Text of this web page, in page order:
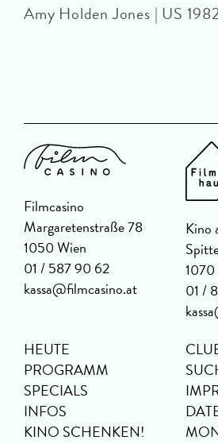
Amy Holden Jones | US
Filmcasino
Margaretenstraße 78
1050 Wien
01 / 587 90 62
kassa@filmcasino.at
Kino
01 /
HEUTE
PROGRAMM
SPECIALS
INFOS
KINO SCHENKEN!